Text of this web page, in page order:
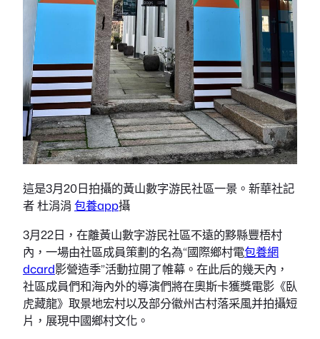
這是3月20日拍攝的黃山數字游民社區一景。新華社記
者 杜涓涓 包養app攝
3月22日，在離黃山數字游民社區不遠的黟縣豐梧村
內，一場由社區成員策劃的名為“國際鄉村電包養網
dcard影營造季”活動拉開了帷幕。在此后的幾天內，
社區成員們和海內外的導演們將在奧斯卡獲獎電影《臥
虎藏龍》取景地宏村以及部分徽州古村落采風并拍攝短
片，展現中國鄉村文化。